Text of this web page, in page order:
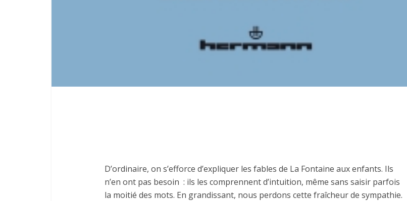
D’ordinaire, on s’efforce d’expliquer les fables de La Fontaine aux enfants. Ils
n’en ont pas besoin : ils les comprennent d’intuition, même sans saisir parfois
la moitié des mots. En grandissant, nous perdons cette fraîcheur de sympathie.